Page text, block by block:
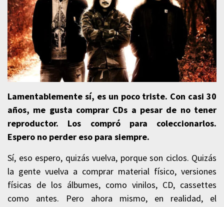
Lamentablemente sí, es un poco triste. Con casi 30
años, me gusta comprar CDs a pesar de no tener
reproductor. Los compró para coleccionarlos.
Espero no perder eso para siempre.
Sí, eso espero, quizás vuelva, porque son ciclos. Quizás
la gente vuelva a comprar material físico, versiones
físicas de los álbumes, como vinilos, CD, cassettes
como antes. Pero ahora mismo, en realidad, el